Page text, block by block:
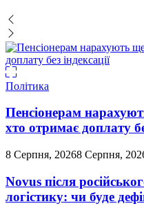
Політика
Пенсіонерам
хто отримає доплату
8 Серпня, 20268 Серпня,
Novus після
логістику: чи буде